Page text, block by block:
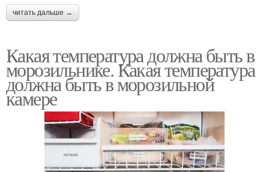
читать дальше →
Какая температура должна быть в
морозильнике. Какая температура
должна быть в морозильной
камере